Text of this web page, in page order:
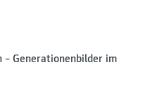
– Generationenbilder im